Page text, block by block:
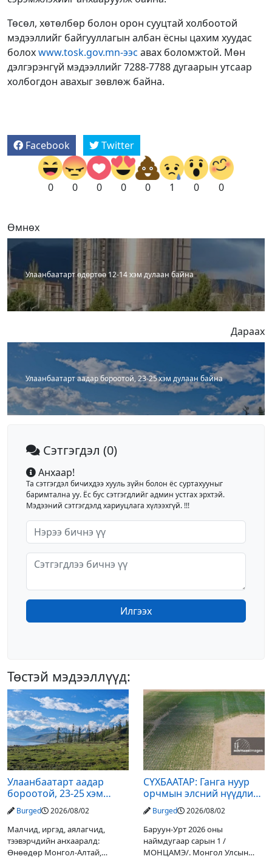
Төсөл, хөтөлбөр болон орон сууцтай холбоотой
мэдээллийг байгууллагын албан ёсны цахим хуудас
болохwww.tosk.gov.mn-ээс авах боломжтой. Мөн
дэлгэрэнгүй мэдээллийг 7288-7788 дугаарын утсаар
холбогдон авахыг зөвлөж байна.
Facebook Twitter
0 0 0 0 0 1 0 0
Өмнөх
Улаанбаатарт өдөртөө 12-14 хэм дулаан байна
Дараах
Улаанбаатарт аадар бороотой, 23-25 хэм дулаан байна
Сэтгэгдэл (0)
Анхаар!
Та сэтгэгдэл бичихдээ хууль зүйн болон ёс суртахууныг
баримтална уу. Ёс бус сэтгэгдлийг админ устгах эрхтэй.
Мэдээний сэтгэгдэлд хариуцлага хүлээхгүй. !!!
Илгээх
Төстэй мэдээллүүд:
Улаанбаатарт аадар
бороотой, 23-25 хэм
дулаан байна
Burged 2026/08/02
Малчид, иргэд, аялагчид,
тээвэрчдийн анхааралд:
Өнөөдөр Монгол-Алтай,
СҮХБААТАР: Ганга нуур
орчмын элсний нүүдлийг
зогсоох туршилтын ажил
үр дүнгээ өгч эхэлжээ
Burged 2026/08/02
Баруун-Урт 2026 оны
наймдугаар сарын 1 /
МОНЦАМЭ/. Монгол Улсын